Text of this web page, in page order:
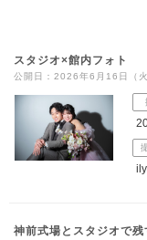
アクセス/TEL
スタジオ×館内フォト
公開日：2026年6月16日（火
神前式場とスタジオで残